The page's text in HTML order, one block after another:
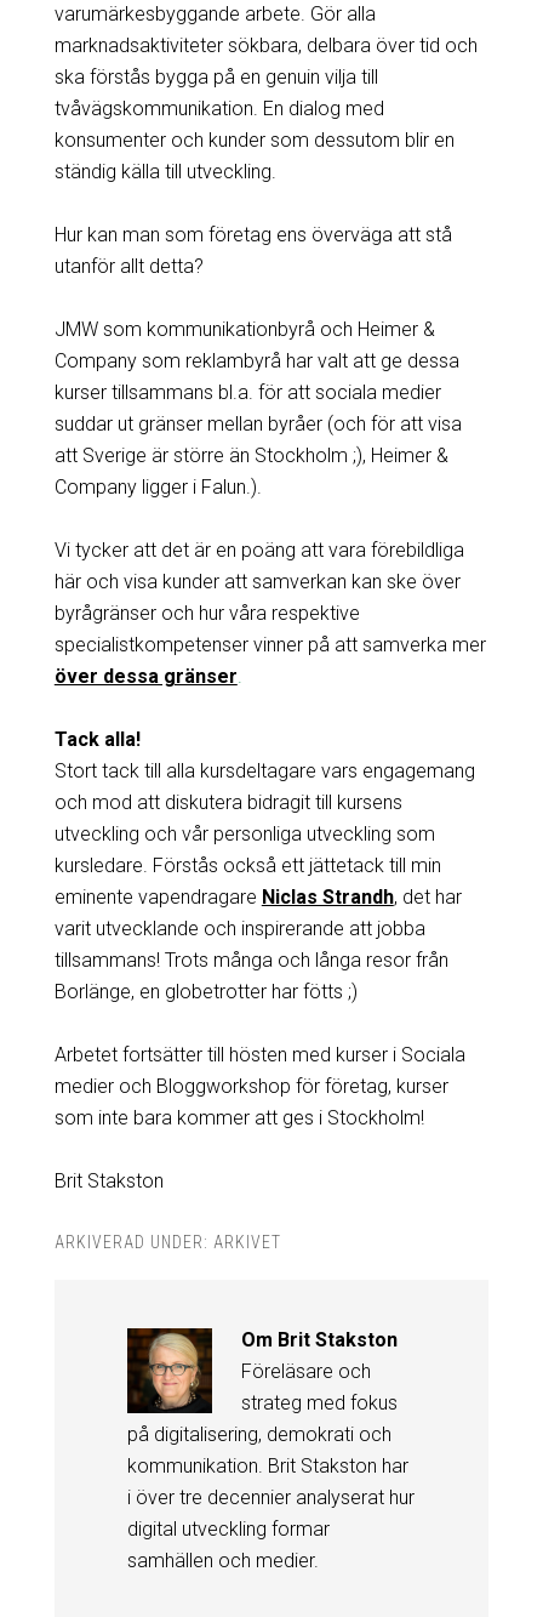
varumärkesbyggande arbete. Gör alla
marknadsaktiviteter sökbara, delbara över tid och
ska förstås bygga på en genuin vilja till
tvåvägskommunikation. En dialog med
konsumenter och kunder som dessutom blir en
ständig källa till utveckling.
Hur kan man som företag ens överväga att stå
utanför allt detta?
JMW som kommunikationbyrå och Heimer &
Company som reklambyrå har valt att ge dessa
kurser tillsammans bl.a. för att sociala medier
suddar ut gränser mellan byråer (och för att visa
att Sverige är större än Stockholm ;), Heimer &
Company ligger i Falun.).
Vi tycker att det är en poäng att vara förebildliga
här och visa kunder att samverkan kan ske över
byrågränser och hur våra respektive
specialistkompetenser vinner på att samverka mer
över dessa gränser
Tack alla!
Stort tack till alla kursdeltagare vars engagemang
och mod att diskutera bidragit till kursens
utveckling och vår personliga utveckling som
kursledare. Förstås också ett jättetack till min
eminente vapendragare Niclas Strandh, det har
varit utvecklande och inspirerande att jobba
tillsammans! Trots många och långa resor från
Borlänge, en globetrotter har fötts ;)
Arbetet fortsätter till hösten med kurser i Sociala
medier och Bloggworkshop för företag, kurser
som inte bara kommer att ges i Stockholm!
Brit Stakston
ARKIVERAD UNDER: ARKIVET
Om Brit Stakston
Föreläsare och
strateg med fokus
på digitalisering, demokrati och
kommunikation. Brit Stakston har
i över tre decennier analyserat hur
digital utveckling formar
samhällen och medier.